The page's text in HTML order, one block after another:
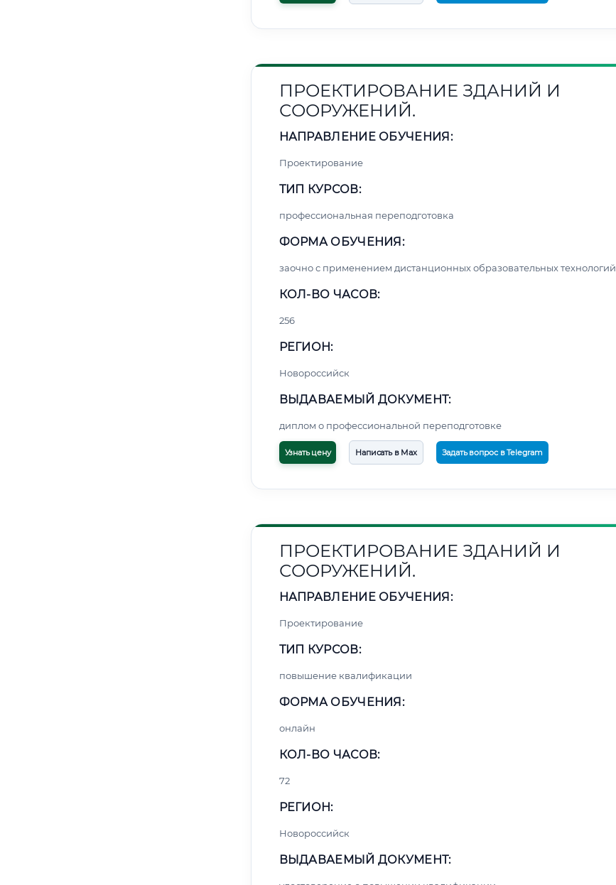
ПРОЕКТИРОВАНИЕ ЗДАНИЙ И
СООРУЖЕНИЙ.
НАПРАВЛЕНИЕ ОБУЧЕНИЯ:
Проектирование
ТИП КУРСОВ:
профессиональная переподготовка
ФОРМА ОБУЧЕНИЯ:
заочно с применением дистанционных образовательных технологий
КОЛ-ВО ЧАСОВ:
256
РЕГИОН:
Новороссийск
ВЫДАВАЕМЫЙ ДОКУМЕНТ:
диплом о профессиональной переподготовке
Узнать цену Написать в Max Задать вопрос в Telegram
ПРОЕКТИРОВАНИЕ ЗДАНИЙ И
СООРУЖЕНИЙ.
НАПРАВЛЕНИЕ ОБУЧЕНИЯ:
Проектирование
ТИП КУРСОВ:
повышение квалификации
ФОРМА ОБУЧЕНИЯ:
онлайн
КОЛ-ВО ЧАСОВ:
72
РЕГИОН:
Новороссийск
ВЫДАВАЕМЫЙ ДОКУМЕНТ: